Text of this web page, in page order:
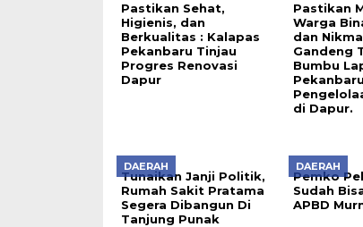
Pastikan Sehat,
Higienis, dan
Berkualitas : Kalapas
Pekanbaru Tinjau
Progres Renovasi
Dapur
Pastikan
Warga
dan
Gandeng
Bumbu
di Dapur.
DAERAH
Tunaikan Janji Politik,
Rumah Sakit Pratama
Segera Dibangun Di
Tanjung Punak
DAERAH
Pemko
Sudah
APBD